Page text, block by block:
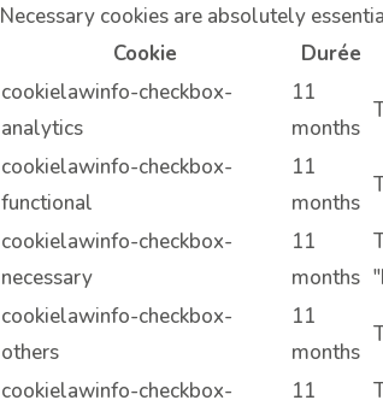
Necessary cookies are absolutely
Cookie
Durée
cookielawinfo-checkbox-
analytics
11
months
cookielawinfo-checkbox-
functional
11
months
cookielawinfo-checkbox-
necessary
11
months
cookielawinfo-checkbox-
others
11
months
cookielawinfo-checkbox- 11